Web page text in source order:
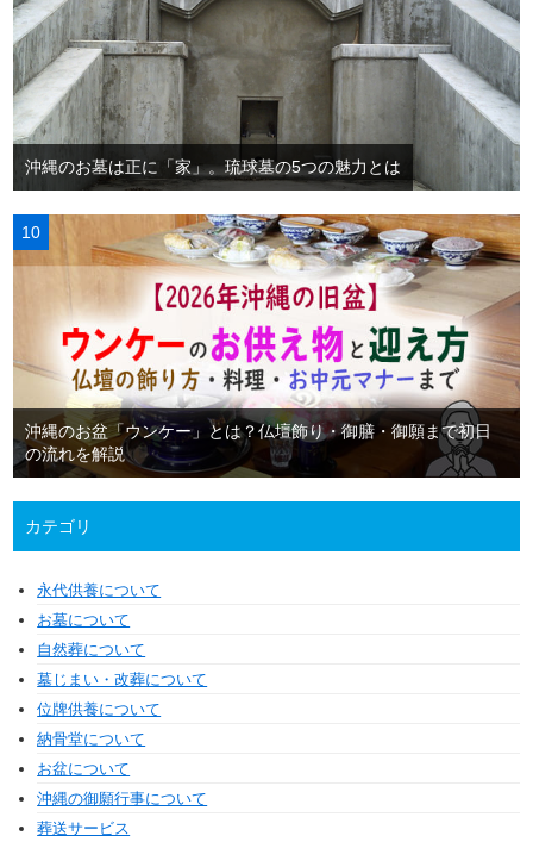
沖縄のお墓は正に「家」。琉球墓の5つの魅力とは
沖縄のお盆「ウンケー」とは？仏壇飾り・御膳・御願まで初日
の流れを解説
カテゴリ
永代供養について
お墓について
自然葬について
墓じまい・改葬について
位牌供養について
納骨堂について
お盆について
沖縄の御願行事について
葬送サービス